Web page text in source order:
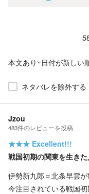
本文あり 日付が新しい
ネタバレを除外する
Jzou
483件のレビューを投稿
★★★ Excellent!!!
戦国初期の関東を生き
伊勢新九郎＝北条早雲が
今注目されている戦国